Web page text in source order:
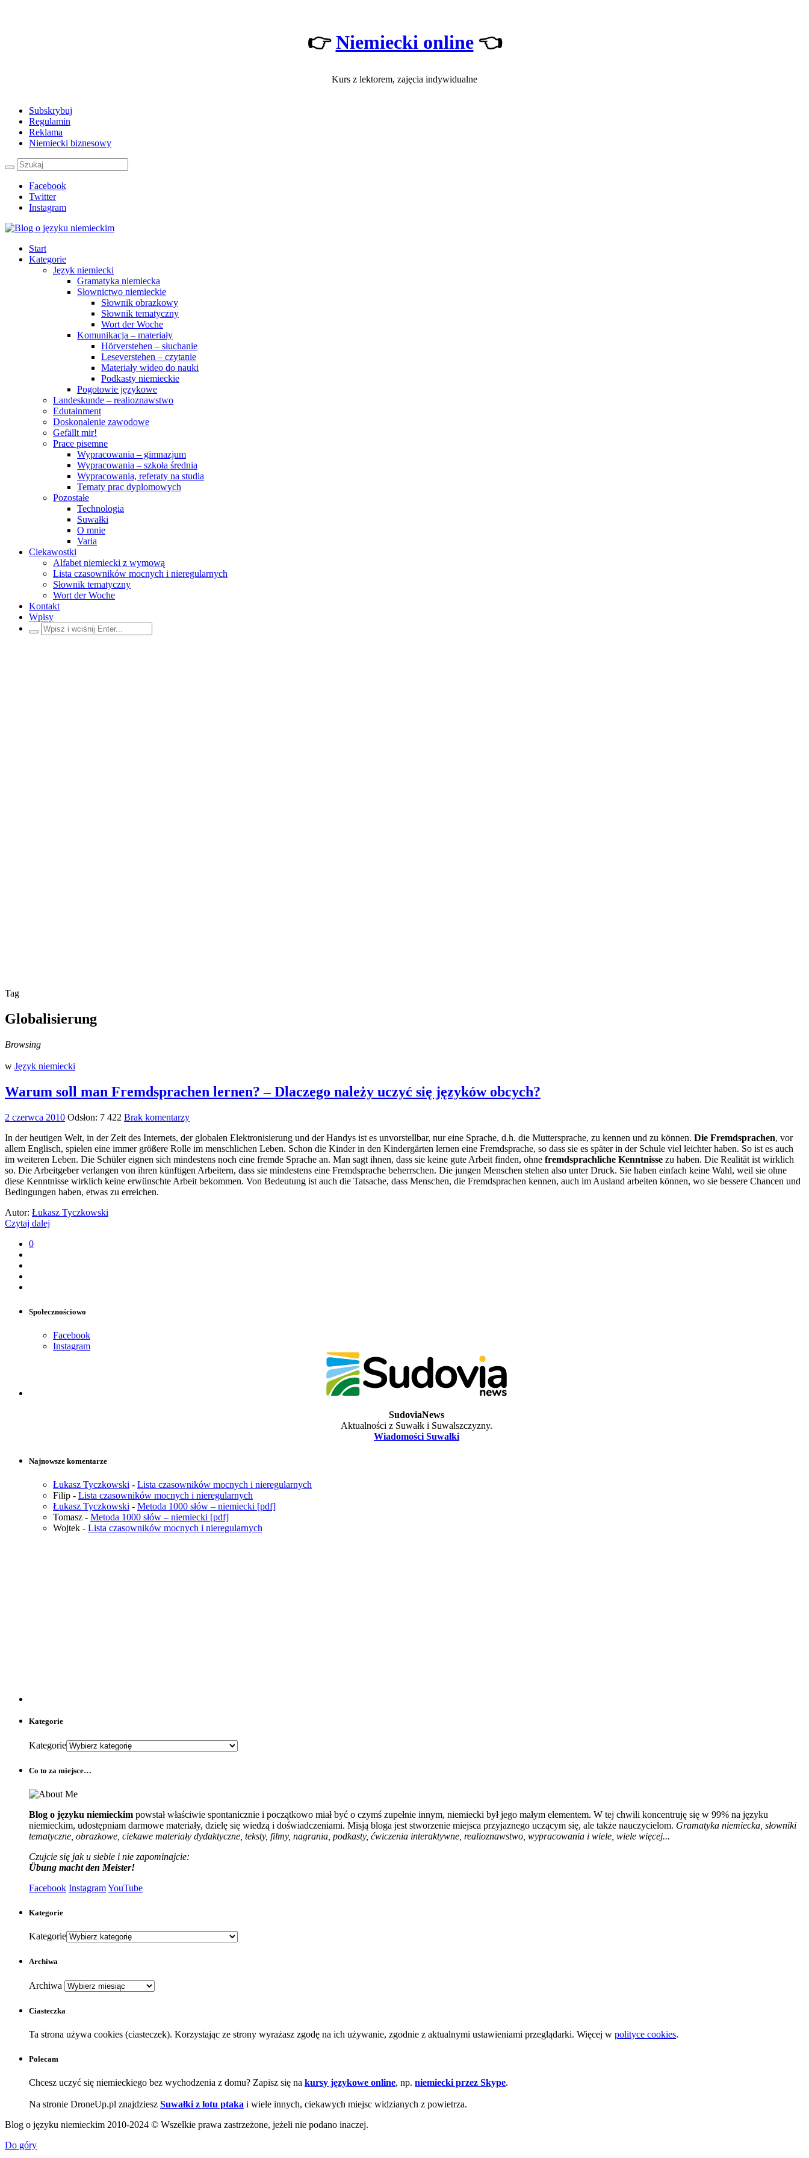
👉Niemiecki online👈
Kurs z lektorem, zajęcia indywidualne
Subskrybuj
Regulamin
Reklama
Niemiecki biznesowy
Facebook
Twitter
Instagram
Start
Kategorie
Język niemiecki
Gramatyka niemiecka
Słownictwo niemieckie
Słownik obrazkowy
Słownik tematyczny
Wort der Woche
Komunikacja – materiały
Hörverstehen – słuchanie
Leseverstehen – czytanie
Materiały wideo do nauki
Podkasty niemieckie
Pogotowie językowe
Landeskunde – realioznawstwo
Edutainment
Doskonalenie zawodowe
Gefällt mir!
Prace pisemne
Wypracowania – gimnazjum
Wypracowania – szkoła średnia
Wypracowania, referaty na studia
Tematy prac dyplomowych
Pozostałe
Technologia
Suwałki
O mnie
Varia
Ciekawostki
Alfabet niemiecki z wymową
Lista czasowników mocnych i nieregularnych
Słownik tematyczny
Wort der Woche
Kontakt
Wpisy
Tag
Globalisierung
Browsing
w Język niemiecki
Warum soll man Fremdsprachen lernen? – Dlaczego należy uczyć się języków obcych?
2 czerwca 2010 Odsłon: 7 422 Brak komentarzy
In der heutigen Welt, in der Zeit des Internets, der globalen Elektronisierung und der Handys ist es unvorstellbar, nur eine Sprache, d.h. die Muttersprache, zu kennen und zu können. Die Fremdsprachen, vor
allem Englisch, spielen eine immer größere Rolle im menschlichen Leben. Schon die Kinder in den Kindergärten lernen eine Fremdsprache, so dass sie es später in der Schule viel leichter haben. So ist es auch
im weiteren Leben. Die Schüler eignen sich mindestens noch eine fremde Sprache an. Man sagt ihnen, dass sie keine gute Arbeit finden, ohne fremdsprachliche Kenntnisse zu haben. Die Realität ist wirklich
so. Die Arbeitgeber verlangen von ihren künftigen Arbeitern, dass sie mindestens eine Fremdsprache beherrschen. Die jungen Menschen stehen also unter Druck. Sie haben einfach keine Wahl, weil sie ohne
diese Kenntnisse wirklich keine erwünschte Arbeit bekommen. Von Bedeutung ist auch die Tatsache, dass Menschen, die Fremdsprachen kennen, auch im Ausland arbeiten können, wo sie bessere Chancen und
Bedingungen haben, etwas zu erreichen.
Autor: Łukasz Tyczkowski
Czytaj dalej
0
Społecznościowo
Facebook
Instagram
SudoviaNews
Aktualności z Suwałk i Suwalszczyzny.
Wiadomości Suwałki
Najnowsze komentarze
Łukasz Tyczkowski - Lista czasowników mocnych i nieregularnych
Filip - Lista czasowników mocnych i nieregularnych
Łukasz Tyczkowski - Metoda 1000 słów – niemiecki [pdf]
Tomasz - Metoda 1000 słów – niemiecki [pdf]
Wojtek - Lista czasowników mocnych i nieregularnych
Kategorie
Kategorie
Co to za miejsce…
Blog o języku niemieckim powstał właściwie spontanicznie i początkowo miał być o czymś zupełnie innym, niemiecki był jego małym elementem. W tej chwili koncentruję się w 99% na języku
niemieckim, udostępniam darmowe materiały, dzielę się wiedzą i doświadczeniami. Misją bloga jest stworzenie miejsca przyjaznego uczącym się, ale także nauczycielom. Gramatyka niemiecka, słowniki
tematyczne, obrazkowe, ciekawe materiały dydaktyczne, teksty, filmy, nagrania, podkasty, ćwiczenia interaktywne, realioznawstwo, wypracowania i wiele, wiele więcej...
Czujcie się jak u siebie i nie zapominajcie:
Übung macht den Meister!
Facebook InstagramYouTube
Kategorie
Kategorie
Archiwa
Archiwa
Ciasteczka
Ta strona używa cookies (ciasteczek). Korzystając ze strony wyrażasz zgodę na ich używanie, zgodnie z aktualnymi ustawieniami przeglądarki. Więcej w polityce cookies.
Polecam
Chcesz uczyć się niemieckiego bez wychodzenia z domu? Zapisz się na kursy językowe online, np. niemiecki przez Skype.
Na stronie DroneUp.pl znajdziesz Suwałki z lotu ptaka i wiele innych, ciekawych miejsc widzianych z powietrza.
Blog o języku niemieckim 2010-2024 © Wszelkie prawa zastrzeżone, jeżeli nie podano inaczej.
Do góry